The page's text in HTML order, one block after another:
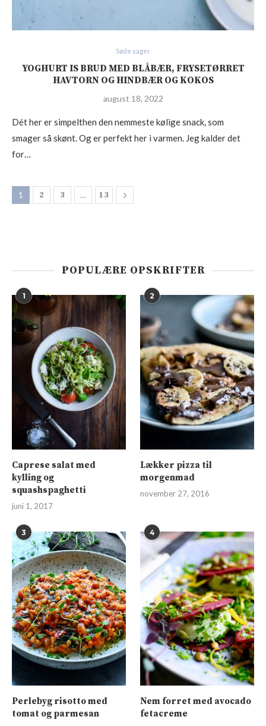
Søde sager
YOGHURT IS BRUD MED BLÅBÆR, FRYSETØRRET
HAVTORN OG HINDBÆR OG KOKOS
august 18, 2022
Dét her er simpelthen den nemmeste kølige snack, som
smager så skønt. Og er perfekt her i varmen. Jeg kalder det
for…
1 2 3 … 13
POPULÆRE OPSKRIFTER
1
Caprese salat med
kylling og
squashspaghetti
juni 1, 2017
2
Lækker pizza til
morgenmad
november 27, 2016
3
Perlebyg risotto med
tomat og parmesan
4
Nem forret med avocado
fetacreme